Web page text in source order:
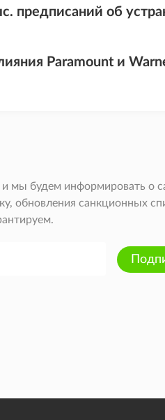
предписаний об
Paramount и
и мы будем информировать о
обновления санкционных